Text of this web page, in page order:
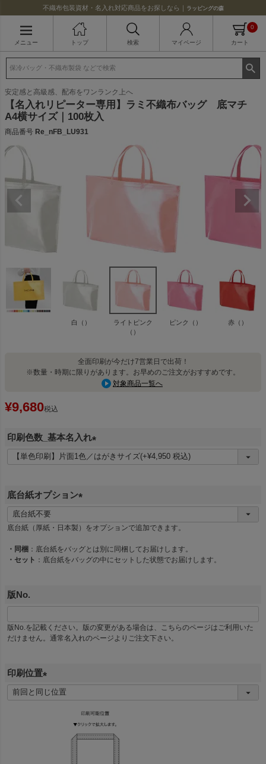
不織布包装資材・名入れ対応商品をお探しなら｜ ラッピングの森
メニュー トップ 検索 マイページ カート
0
安定感と高級感、配布をワンランク上へ
【名入れリピーター専用】ラミ不織布バッグ 底マチ
A4横サイズ｜100枚入
商品番号 Re_nFB_LU931
白（）
ライトピンク
（）
ピンク（） 赤（）
全面印刷が今だけ7営業日で出荷！
※数量・時期に限りがあります。お早めのご注文がおすすめです。
対象商品一覧へ
¥9,680税込
印刷色数_基本名入れ
(
必
底台紙オプション
必
)
底台紙（厚紙・日本製）をオプションで追加できます。
・同梱 ：底台紙をバッグとは別に同梱してお届けします。
・セット ：底台紙をバッグの中にセットした状態でお届けします。
版No.
版No.を記載ください。版の変更がある場合は、こちらのページはご利用いた
だけません。通常名入れのページよりご注文下さい。
印刷位置
(
必